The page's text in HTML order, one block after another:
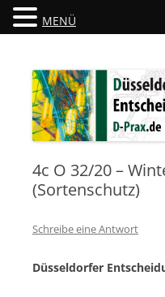
Düsseldorfer
4c O 32/20 –
(Sortenschutz)
Schreibe eine Antwort
Düsseldorfer
MENÜ